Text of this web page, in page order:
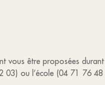
vous être proposées
03) ou l’école (04 71 76